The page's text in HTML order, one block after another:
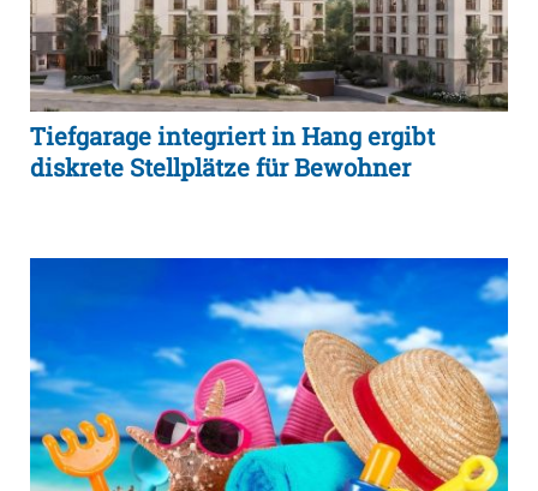
Tiefgarage integriert in Hang ergibt
diskrete Stellplätze für Bewohner